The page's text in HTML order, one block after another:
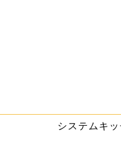
システムキッ